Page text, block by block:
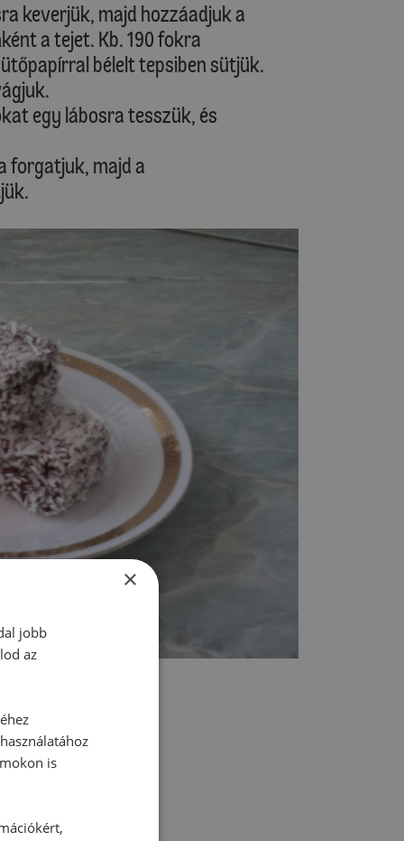
keverjük, majd hozzáadjuk a
a tejet. Kb. 190 fokra
bélelt tepsiben sütjük.
egy lábosra tesszük, és
forgatjuk, majd a
hozzászólás.
×
jobb
az
is